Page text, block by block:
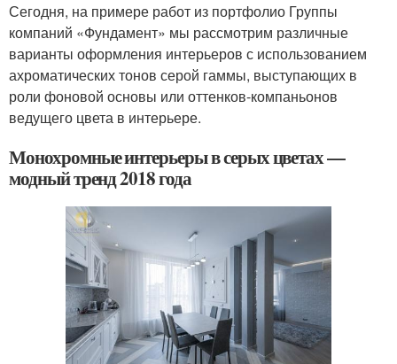
Сегодня, на примере работ из портфолио Группы
компаний «Фундамент» мы рассмотрим различные
варианты оформления интерьеров с использованием
ахроматических тонов серой гаммы, выступающих в
роли фоновой основы или оттенков-компаньонов
ведущего цвета в интерьере.
Монохромные интерьеры в серых цветах —
модный тренд 2018 года